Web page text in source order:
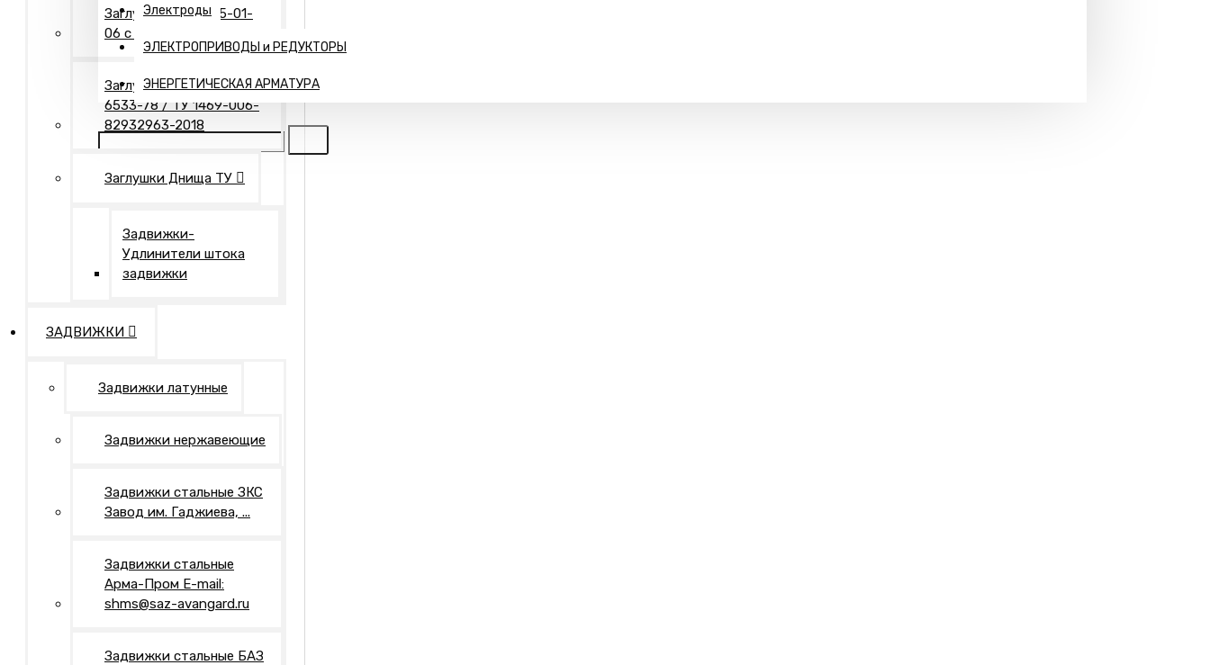
Электроды
ЭЛЕКТРОПРИВОДЫ и РЕДУКТОРЫ
ЭНЕРГЕТИЧЕСКАЯ АРМАТУРА
Заглушки Т-ММ-25-01-
06 с рукояткой
Заглушки Днища ГОСТ
6533-78 / ТУ 1469-006-
82932963-2018
Заглушки Днища ТУ
Задвижки-
Удлинители штока
задвижки
ЗАДВИЖКИ
Задвижки латунные
Задвижки нержавеющие
Задвижки стальные ЗКС
Завод им. Гаджиева, ...
Задвижки стальные
Арма-Пром E-mail:
shms@saz-avangard.ru
Задвижки стальные БАЗ